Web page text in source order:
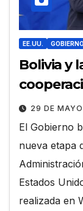
EE.UU. GOBIERNO
Bolivia y
29 DE
El Gobierno
nueva etapa
Estados
realizada en